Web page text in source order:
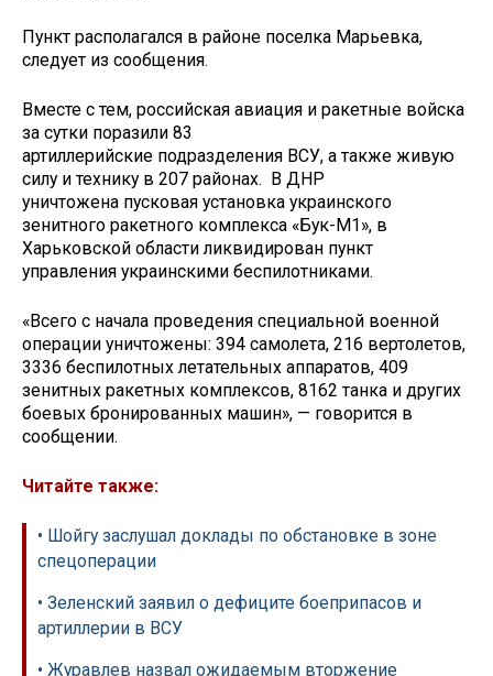
Пункт располагался в районе поселка Марьевка,
следует из сообщения.
Вместе с тем, российская авиация и ракетные войска
за сутки поразили 83
артиллерийские подразделения ВСУ, а также живую
силу и технику в 207 районах. В ДНР
уничтожена пусковая установка украинского
зенитного ракетного комплекса «Бук-М1», в
Харьковской области ликвидирован пункт
управления украинскими беспилотниками.
«Всего с начала проведения специальной военной
операции уничтожены: 394 самолета, 216 вертолетов,
3336 беспилотных летательных аппаратов, 409
зенитных ракетных комплексов, 8162 танка и других
боевых бронированных машин», — говорится в
сообщении.
Читайте также:
• Шойгу заслушал доклады по обстановке в зоне
спецоперации
• Зеленский заявил о дефиците боеприпасов и
артиллерии в ВСУ
• Журавлев назвал ожидаемым вторжение